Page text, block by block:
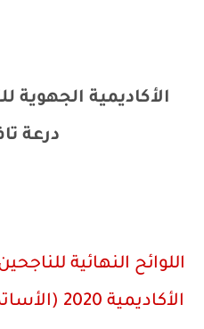
الأكاديمية الجهوية
درعة
اللوائح النهائية